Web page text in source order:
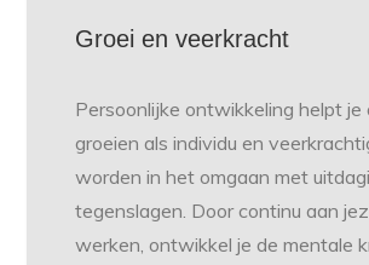
Groei en veerkracht
Persoonlijke ontwikkeling helpt je
groeien als individu en
worden in het omgaan met
tegenslagen. Door continu aan
werken, ontwikkel je de mentale